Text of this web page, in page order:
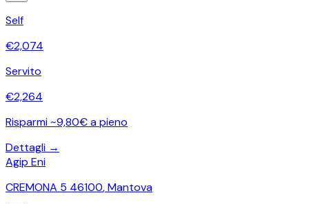
Self
€2,074
Servito
€2,264
Risparmi ~9,80€ a pieno
Dettagli →
Agip Eni
CREMONA 5 46100,Mantova